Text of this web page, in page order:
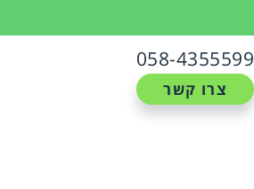
058-4355599
צרו קשר